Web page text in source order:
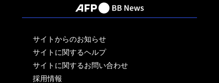
サイトからのお知らせ
サイトに関するヘルプ
サイトに関するお問い合わせ
採用情報